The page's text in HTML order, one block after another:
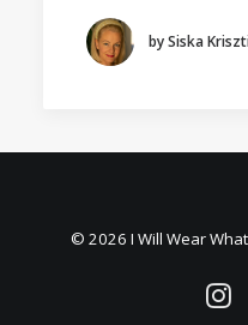
by Siska
© 2026 I Will Wear